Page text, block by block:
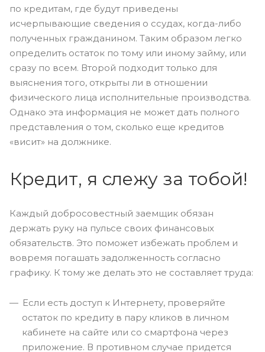
по кредитам, где будут приведены
исчерпывающие сведения о ссудах, когда-либо
полученных гражданином. Таким образом легко
определить остаток по тому или иному займу, или
сразу по всем. Второй подходит только для
выяснения того, открыты ли в отношении
физического лица исполнительные производства.
Однако эта информация не может дать полного
представления о том, сколько еще кредитов
«висит» на должнике.
Кредит, я слежу за тобой!
Каждый добросовестный заемщик обязан
держать руку на пульсе своих финансовых
обязательств. Это поможет избежать проблем и
вовремя погашать задолженность согласно
графику. К тому же делать это не составляет труда:
Если есть доступ к Интернету, проверяйте
остаток по кредиту в пару кликов в личном
кабинете на сайте или со смартфона через
приложение. В противном случае придется